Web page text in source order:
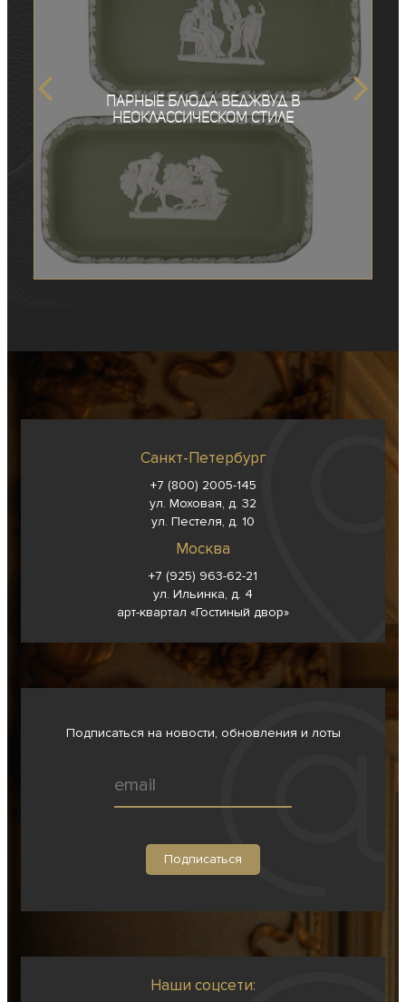
Парные блюда Веджвуд в
неоклассическом стиле
Санкт-Петербург
+7 (800) 2005-145
ул. Моховая, д. 32
ул. Пестеля, д. 10
Москва
+7 (925) 963-62-21
ул. Ильинка, д. 4
арт-квартал «Гостиный двор»
Подписаться на новости, обновления и лоты
Наши соцсети: